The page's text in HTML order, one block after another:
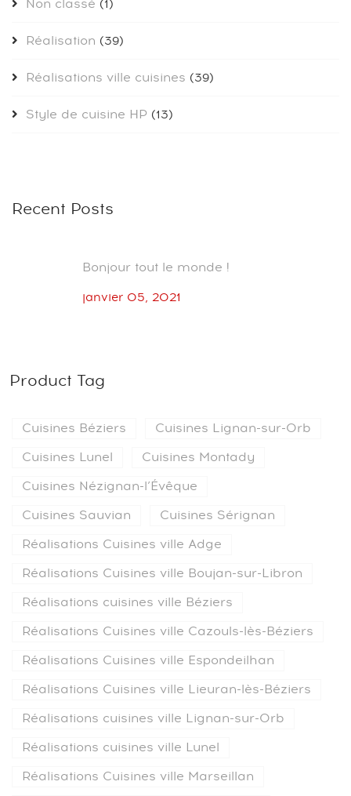
Non classé (1)
Réalisation (39)
Réalisations ville cuisines (39)
Style de cuisine HP (13)
Recent Posts
Bonjour tout le monde !
janvier 05, 2021
Product Tag
Cuisines Béziers
Cuisines Lignan-sur-Orb
Cuisines Lunel
Cuisines Montady
Cuisines Nézignan-l’Évêque
Cuisines Sauvian
Cuisines Sérignan
Réalisations Cuisines ville Adge
Réalisations Cuisines ville Boujan-sur-Libron
Réalisations cuisines ville Béziers
Réalisations Cuisines ville Cazouls-lès-Béziers
Réalisations Cuisines ville Espondeilhan
Réalisations Cuisines ville Lieuran-lès-Béziers
Réalisations cuisines ville Lignan-sur-Orb
Réalisations cuisines ville Lunel
Réalisations Cuisines ville Marseillan